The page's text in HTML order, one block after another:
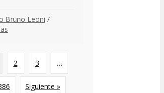
Bruno Leoni /
2 3 …
Siguiente »